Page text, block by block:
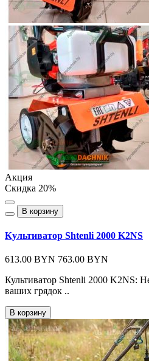
Акция
Скидка 20%
В корзину
Культиватор Shtenli 2000 K2NS
613.00 BYN 763.00 BYN
Культиватор Shtenli 2000 K2NS:
ваших грядок ..
В корзину